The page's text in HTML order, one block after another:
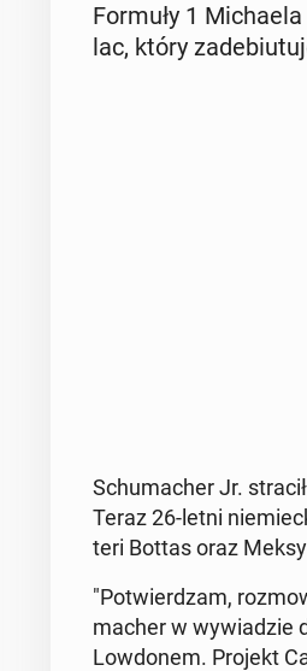
Formuły 1
lac, który
Schu­ma­cher Jr.
Teraz 26-letni
te­ri Bottas oraz
"Po­twier­dzam,
ma­cher w wy­wia­dzie
Low­do­nem. Projekt